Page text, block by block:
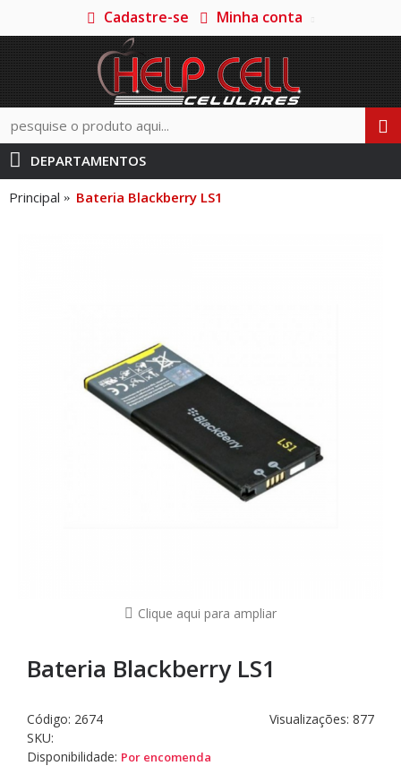
Cadastre-se Minha conta
DEPARTAMENTOS
Principal Bateria Blackberry LS1
Clique aqui para ampliar
Bateria Blackberry LS1
Visualizações: 877
Código: 2674
SKU:
Disponibilidade: Por encomenda